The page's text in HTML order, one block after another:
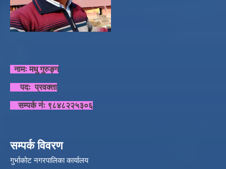
नामः मधु गुरुङ्ग
पदः प्रवक्ता
सम्पर्क नंः ९८४८२२५३०६
सम्पर्क विवरण
गुर्भाकोट नगरपालिका कार्यालय